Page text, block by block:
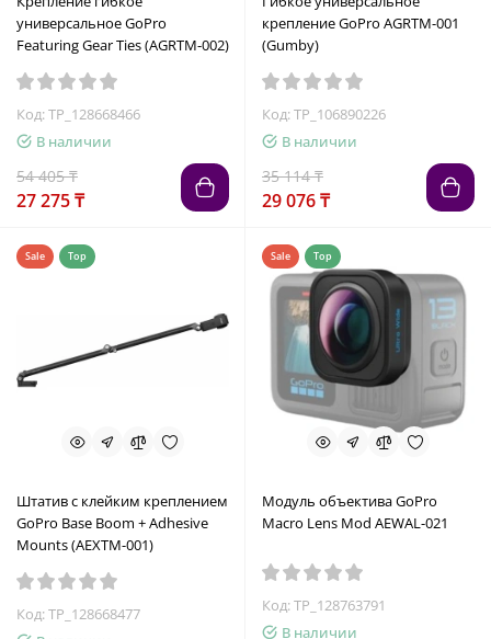
универсальное GoPro
Featuring Gear Ties (AGRTM-002)
Код: TP_128668466
В наличии
54 405 ₸
27 275 ₸
крепление GoPro AGRTM-001
(Gumby)
Код: TP_106890226
В наличии
35 114 ₸
29 076 ₸
Sale Top
Штатив с клейким креплением
GoPro Base Boom + Adhesive
Mounts (AEXTM-001)
Код: TP_128668477
Sale Top
Модуль объектива GoPro
Macro Lens Mod AEWAL-021
Код: TP_128763791
В наличии